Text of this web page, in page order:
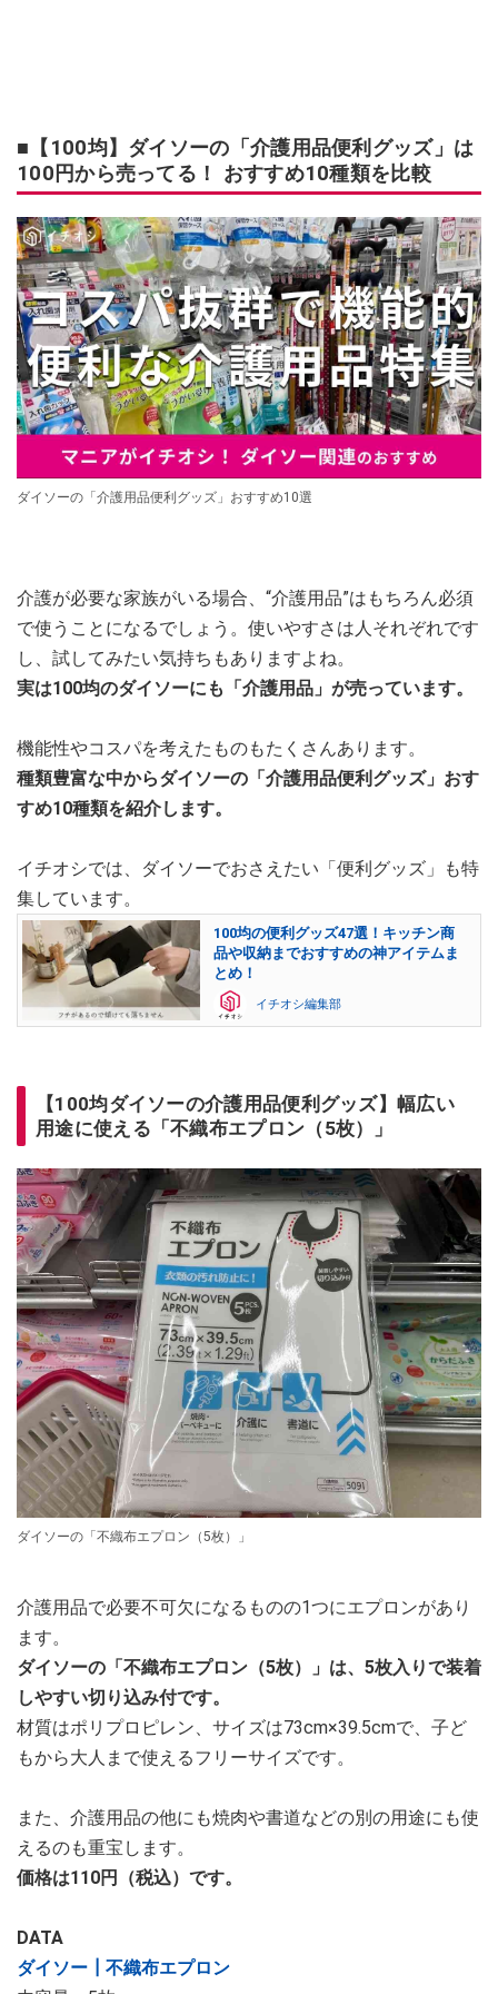
■【100均】ダイソーの「介護用品便利グッズ」は
100円から売ってる！ おすすめ10種類を比較
ダイソーの「介護用品便利グッズ」おすすめ10選
介護が必要な家族がいる場合、“介護用品”はもちろん必須
で使うことになるでしょう。使いやすさは人それぞれです
し、試してみたい気持ちもありますよね。
実は100均のダイソーにも「介護用品」が売っています。
機能性やコスパを考えたものもたくさんあります。
種類豊富な中からダイソーの「介護用品便利グッズ」おす
すめ10種類を紹介します。
イチオシでは、ダイソーでおさえたい「便利グッズ」も特
集しています。
100均の便利グッズ47選！キッチン商
品や収納までおすすめの神アイテムま
とめ！
イチオシ編集部
【100均ダイソーの介護用品便利グッズ】幅広い
用途に使える「不織布エプロン（5枚）」
ダイソーの「不織布エプロン（5枚）」
介護用品で必要不可欠になるものの1つにエプロンがあり
ます。
ダイソーの「不織布エプロン（5枚）」は、5枚入りで装着
しやすい切り込み付です。
材質はポリプロピレン、サイズは73cm×39.5cmで、子ど
もから大人まで使えるフリーサイズです。
また、介護用品の他にも焼肉や書道などの別の用途にも使
えるのも重宝します。
価格は110円（税込）です。
DATA
ダイソー┃不織布エプロン